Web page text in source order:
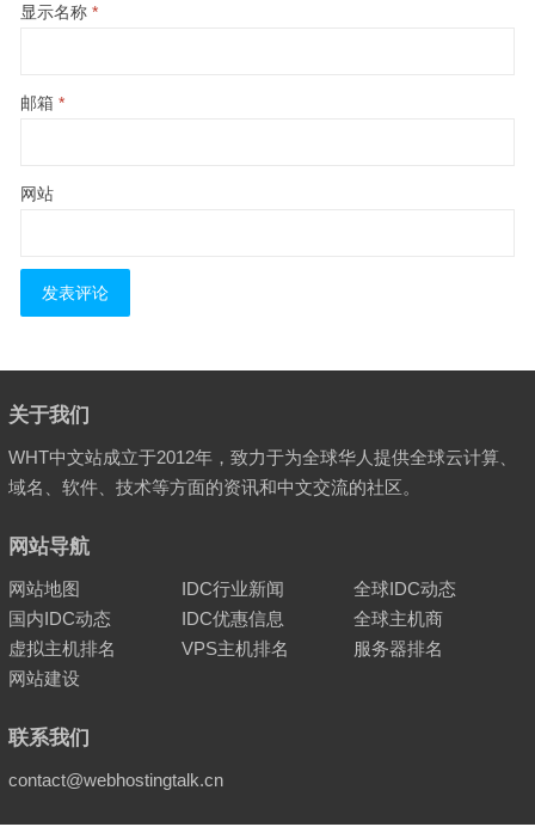
显示名称 *
邮箱 *
网站
关于我们
WHT中文站成立于2012年，致力于为全球华人提供全球云计算、
域名、软件、技术等方面的资讯和中文交流的社区。
网站导航
网站地图 IDC行业新闻
全球IDC动态
国内IDC动态
IDC优惠信息
全球主机商
虚拟主机排名
VPS主机排名
服务器排名
网站建设
联系我们
contact@webhostingtalk.cn